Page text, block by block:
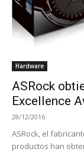
Hardware
ASRock
Excellence
28/12/2016
ASRock, el
productos han